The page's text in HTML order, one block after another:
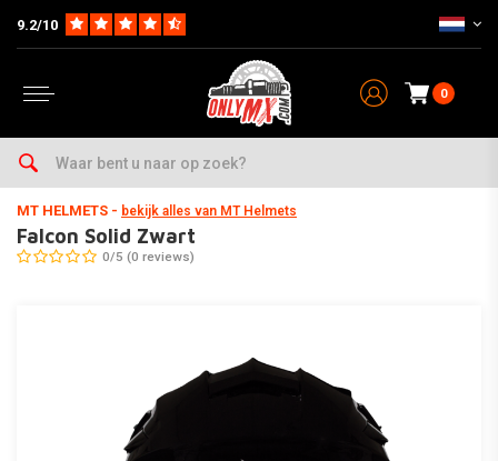
9.2/10
0
Home
MT HELMETS - bekijk alles van MT Helmets
Falcon Solid Zwart
0/5 (0 reviews)